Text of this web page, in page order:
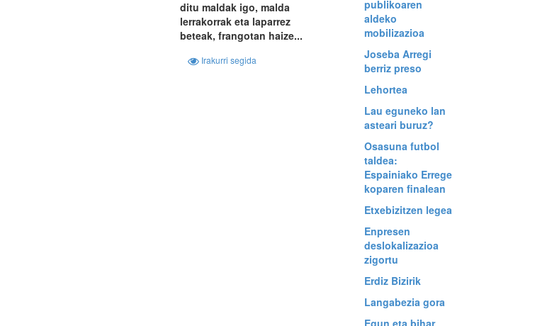
ditu maldak igo, malda
lerrakorrak eta laparrez
beteak, frangotan haize...
Irakurri segida
publikoaren
aldeko
mobilizazioa
Joseba Arregi
berriz preso
Lehortea
Lau eguneko lan
asteari buruz?
Osasuna futbol
taldea:
Espainiako Errege
koparen finalean
Etxebizitzen legea
Enpresen
deslokalizazioa
zigortu
Erdiz Bizirik
Langabezia gora